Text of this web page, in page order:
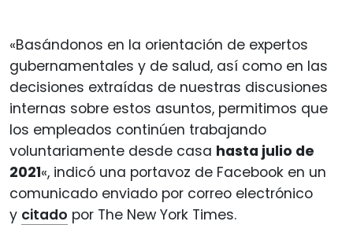
«Basándonos en la orientación de expertos
gubernamentales y de salud, así como en las
decisiones extraídas de nuestras discusiones
internas sobre estos asuntos, permitimos que
los empleados continúen trabajando
voluntariamente desde casa hasta julio de
2021«, indicó una portavoz de Facebook en un
comunicado enviado por correo electrónico
y citado por The New York Times.